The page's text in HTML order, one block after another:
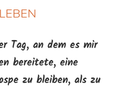
Tag, an dem es mir
bereitete, eine
zu bleiben, als zu